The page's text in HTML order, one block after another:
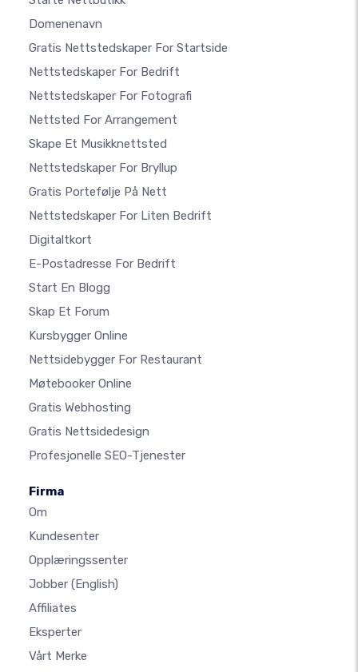
Domenenavn
Gratis Nettstedskaper For Startside
Nettstedskaper For Bedrift
Nettstedskaper For Fotografi
Nettsted For Arrangement
Skape Et Musikknettsted
Nettstedskaper For Bryllup
Gratis Portefølje På Nett
Nettstedskaper For Liten Bedrift
Digitaltkort
E-Postadresse For Bedrift
Start En Blogg
Skap Et Forum
Kursbygger Online
Nettsidebygger For Restaurant
Møtebooker Online
Gratis Webhosting
Gratis Nettsidedesign
Profesjonelle SEO-Tjenester
Firma
Om
Kundesenter
Opplæringssenter
Jobber (English)
Affiliates
Eksperter
Vårt Merke